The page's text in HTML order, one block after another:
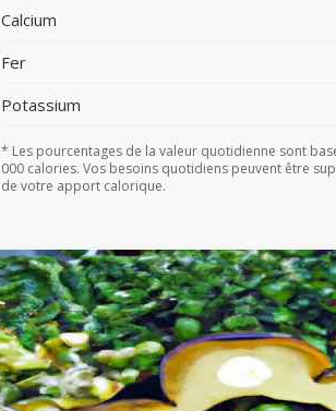
Calcium
Fer
Potassium
* Les pourcentages de la valeur quotidienne sont
000 calories. Vos besoins quotidiens peuvent être
de votre apport calorique.